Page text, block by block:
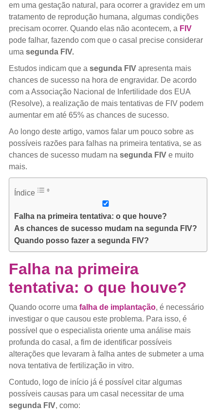
em uma gestação natural, para ocorrer a gravidez em um
tratamento de reprodução humana, algumas condições
precisam ocorrer. Quando elas não acontecem, a FIV
pode falhar, fazendo com que o casal precise considerar
uma segunda FIV.
Estudos indicam que a segunda FIV apresenta mais
chances de sucesso na hora de engravidar. De acordo
com a Associação Nacional de Infertilidade dos EUA
(Resolve), a realização de mais tentativas de FIV podem
aumentar em até 65% as chances de sucesso.
Ao longo deste artigo, vamos falar um pouco sobre as
possíveis razões para falhas na primeira tentativa, se as
chances de sucesso mudam na segunda FIV e muito
mais.
Índice
Falha na primeira tentativa: o que houve?
As chances de sucesso mudam na segunda FIV?
Quando posso fazer a segunda FIV?
Falha na primeira
tentativa: o que houve?
Quando ocorre uma falha de implantação, é necessário
investigar o que causou este problema. Para isso, é
possível que o especialista oriente uma análise mais
profunda do casal, a fim de identificar possíveis
alterações que levaram à falha antes de submeter a uma
nova tentativa de fertilização in vitro.
Contudo, logo de início já é possível citar algumas
possíveis causas para um casal necessitar de uma
segunda FIV, como: